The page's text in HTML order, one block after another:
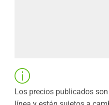
Los precios publicados